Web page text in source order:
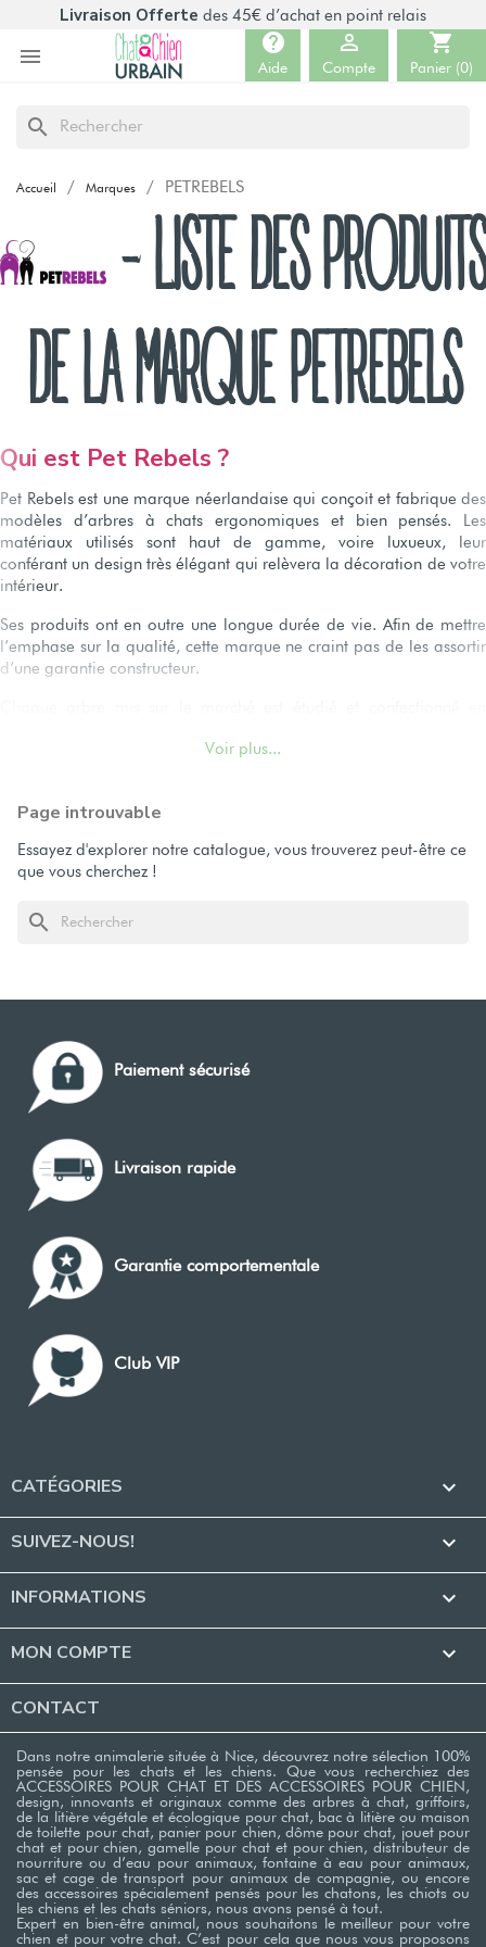
Livraison Offerte des 45€ d’achat en point relais

shopping_cart
Panier (0)
help
Aide

Compte
search
Accueil Marques PETREBELS
- LISTE DES PRODUITS
DE LA MARQUE PETREBELS
Qui est Pet Rebels ?
Pet Rebels est une marque néerlandaise qui conçoit et fabrique des
modèles d’arbres à chats ergonomiques et bien pensés. Les
matériaux utilisés sont haut de gamme, voire luxueux, leur
conférant un design très élégant qui relèvera la décoration de votre
intérieur.
Ses produits ont en outre une longue durée de vie. Afin de mettre
l’emphase sur la qualité, cette marque ne craint pas de les assortir
d’une garantie constructeur.
le nombre de félins que vous possédez, leur tempérament et leurs
Pet Rebels s’est d’ailleurs inspiré des caractères de chats suivants
chasseur en plein air et le chasseur d’intérieur.
durables.
Rebels
formats divers toujours innovants et modernes. Elle renouvelle
régulièrement sa collection. Voici un aperçu de ses gammes de
produits.
Little Rebels
Voir plus...
Page introuvable
Essayez d'explorer notre catalogue, vous trouverez peut-être ce
que vous cherchez !
search
Paiement sécurisé
Livraison rapide
Garantie comportementale
Club VIP
CATÉGORIES 
SUIVEZ-NOUS! 
INFORMATIONS 
MON COMPTE 
CONTACT
Dans notre animalerie située à Nice, découvrez notre sélection 100%
pensée pour les chats et les chiens. Que vous recherchiez des
ACCESSOIRES POUR CHAT ET DES ACCESSOIRES POUR CHIEN,
design, innovants et originaux comme des arbres à chat, griffoirs,
de la litière végétale et écologique pour chat, bac à litière ou maison
de toilette pour chat, panier pour chien, dôme pour chat, jouet pour
chat et pour chien, gamelle pour chat et pour chien, distributeur de
nourriture ou d’eau pour animaux, fontaine à eau pour animaux,
sac et cage de transport pour animaux de compagnie, ou encore
des accessoires spécialement pensés pour les chatons, les chiots ou
les chiens et les chats séniors, nous avons pensé à tout.
Expert en bien-être animal, nous souhaitons le meilleur pour votre
chien et pour votre chat. C’est pour cela que nous vous proposons